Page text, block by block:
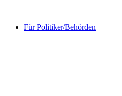
Für Politiker/Behörden